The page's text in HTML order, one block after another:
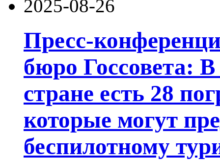
2025-08-26
Пресс-
бюро Госсовета:
стране есть 28
которые могут
беспилотному